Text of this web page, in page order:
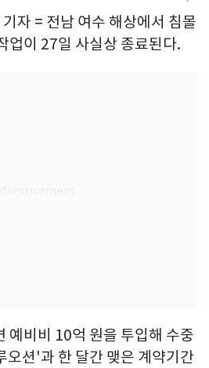
자 = 전남 여수 해상에서 침몰
업이 27일 사실상 종료된다.
예비비 10억 원을 투입해 수중
오션'과 한 달간 맺은 계약기간